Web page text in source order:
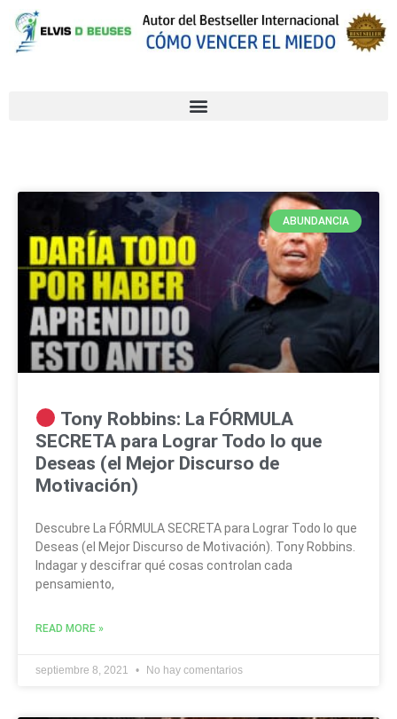
ABUNDANCIA
Tony Robbins: La FÓRMULA
SECRETA para Lograr Todo lo que
Deseas (el Mejor Discurso de
Motivación)
Descubre La FÓRMULA SECRETA para Lograr Todo lo que
Deseas (el Mejor Discurso de Motivación). Tony Robbins.
Indagar y descifrar qué cosas controlan cada
pensamiento,
READ MORE »
septiembre 8, 2021 No hay comentarios